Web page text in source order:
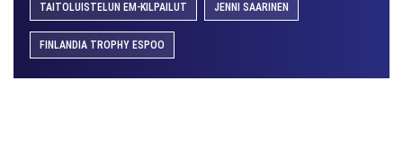
TAITOLUISTELUN EM-KILPAILUT JENNI SAARINEN
FINLANDIA TROPHY ESPOO